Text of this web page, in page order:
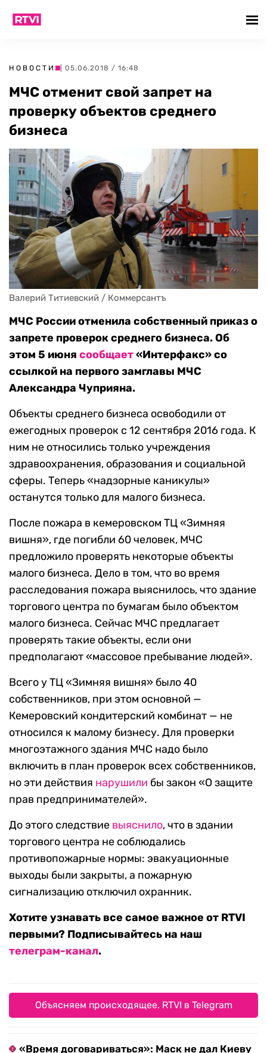
НОВОСТИ | 05.06.2018 / 16:48
МЧС отменит свой запрет на
проверку объектов среднего
бизнеса
Валерий Титиевский / Коммерсантъ
МЧС России отменила собственный приказ о
запрете проверок среднего бизнеса. Об
этом 5 июня сообщает«Интерфакс» со
ссылкой на первого замглавы МЧС
Александра Чуприяна.
Объекты среднего бизнеса освободили от
ежегодных проверок с 12 сентября 2016 года. К
ним не относились только учреждения
здравоохранения, образования и социальной
сферы. Теперь «надзорные каникулы»
останутся только для малого бизнеса.
После пожара в кемеровском ТЦ «Зимняя
вишня», где погибли 60 человек, МЧС
предложило проверять некоторые объекты
малого бизнеса. Дело в том, что во время
расследования пожара выяснилось, что здание
торгового центра по бумагам было объектом
малого бизнеса. Сейчас МЧС предлагает
проверять такие объекты, если они
предполагают «массовое пребывание людей».
Всего у ТЦ «Зимняя вишня» было 40
собственников, при этом основной —
Кемеровский кондитерский комбинат — не
относился к малому бизнесу. Для проверки
многоэтажного здания МЧС надо было
включить в план проверок всех собственников,
но эти действия нарушили бы закон «О защите
прав предпринимателей».
До этого следствие выяснило, что в здании
торгового центра не соблюдались
противопожарные нормы: эвакуационные
выходы были закрыты, а пожарную
сигнализацию отключил охранник.
Хотите узнавать все самое важное от RTVI
первыми? Подписывайтесь на наш
телеграм-канал.
Объясняем происходящее. RTVI в Telegram
«Время договариваться»: Маск не дал Киеву